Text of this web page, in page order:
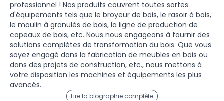
professionnel ! Nos produits couvrent toutes sortes
d'équipements tels que le broyeur de bois, le rasoir à bois,
le moulin à granulés de bois, la ligne de production de
copeaux de bois, etc. Nous nous engageons à fournir des
solutions complètes de transformation du bois. Que vous
soyez engagé dans la fabrication de meubles en bois ou
dans des projets de construction, etc., nous mettons à
votre disposition les machines et équipements les plus
avancés.
Lire la biographie complète